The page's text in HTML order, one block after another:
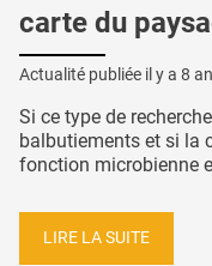
carte du
Actualité publiée il y a 8
Si ce type de
balbutiements et si la
fonction microbienne
LIRE LA SUITE